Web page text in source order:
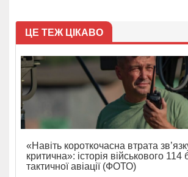
ЦЕ ТЕЖ ЦІКАВО
«Навіть короткочасна втрата
критична»: історія військового 114
тактичної авіації (ФОТО)